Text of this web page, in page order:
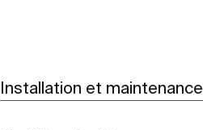
Installation et maintenance